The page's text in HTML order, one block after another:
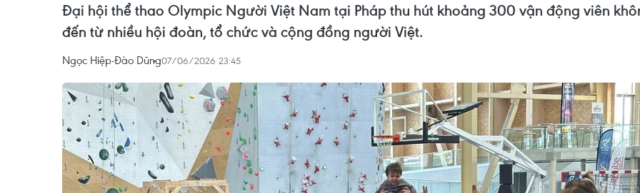
Đại hội thể thao Olympic Người Việt Nam tại Pháp thu hút khoảng 300 vận động viên
đến từ nhiều hội đoàn, tổ chức và cộng đồng người Việt.
Ngọc Hiệp-Đào Dũng07/06/2026 23:45